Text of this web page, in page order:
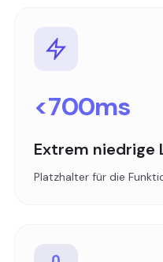
<700ms
Extrem niedrige
Platzhalter für die